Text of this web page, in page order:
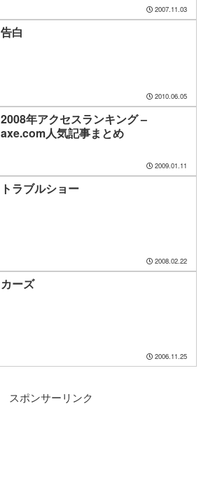
2007.11.03
告白
2010.06.05
2008年アクセスランキング –
axe.com人気記事まとめ
2009.01.11
トラブルショー
2008.02.22
カーズ
2006.11.25
スポンサーリンク